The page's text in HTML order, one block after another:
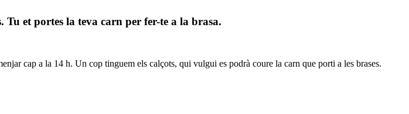
Tu et portes la teva carn per fer-te a la brasa.
cap a la 14 h. Un cop tinguem els calçots, qui vulgui es podrà coure la carn que porti a les brases.